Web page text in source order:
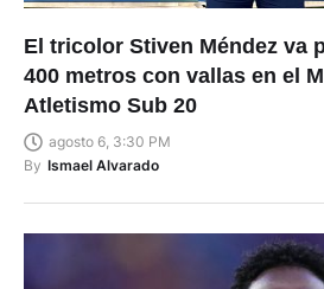
El tricolor Stiven Méndez va
400 metros con vallas en el
Atletismo Sub 20
agosto 6, 3:30 PM
By Ismael Alvarado